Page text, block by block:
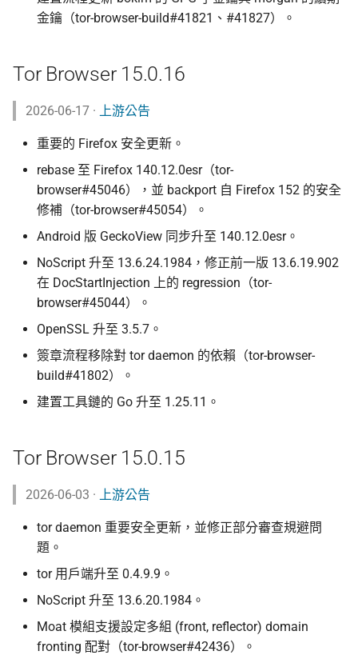
金鑰（tor-browser-build#41821、#41827）。
Tor Browser 15.0.16
2026-06-17 · 上游公告
重要的 Firefox 安全更新。
rebase 至 Firefox 140.12.0esr（tor-
browser#45046），並 backport 自 Firefox 152 的安全
修補（tor-browser#45054）。
Android 版 GeckoView 同步升至 140.12.0esr。
NoScript 升至 13.6.24.1984，修正前一版 13.6.19.902
在 DocStartInjection 上的 regression（tor-
browser#45044）。
OpenSSL 升至 3.5.7。
簽章流程移除對 tor daemon 的依賴（tor-browser-
build#41802）。
建置工具鏈的 Go 升至 1.25.11。
Tor Browser 15.0.15
2026-06-03 · 上游公告
tor daemon 重要安全更新，並修正部分審查規避問
題。
tor 用戶端升至 0.4.9.9。
NoScript 升至 13.6.20.1984。
Moat 模組支援設定多組 (front, reflector) domain
fronting 配對（tor-browser#42436）。